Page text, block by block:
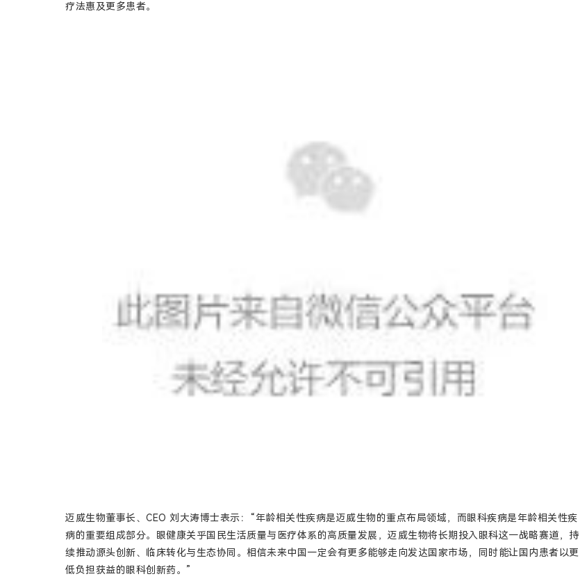
疗法惠及更多患者。
迈威生物董事长、CEO 刘大涛博士表示：“年龄相关性疾病是迈威生物的重点布局领域，而眼科疾病是年龄相关性疾
病的重要组成部分。眼健康关乎国民生活质量与医疗体系的高质量发展，迈威生物将长期投入眼科这一战略赛道，持
续推动源头创新、临床转化与生态协同。相信未来中国一定会有更多能够走向发达国家市场，同时能让国内患者以更
低负担获益的眼科创新药。”